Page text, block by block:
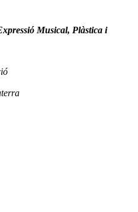
Musical, Plàstica i